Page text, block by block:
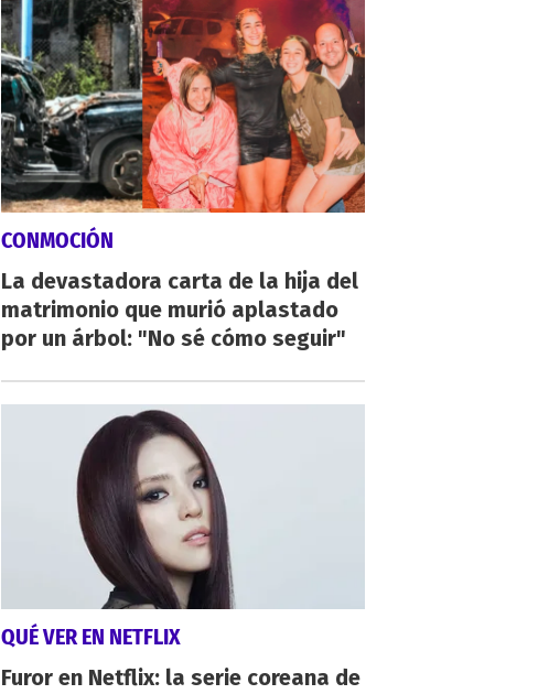
CONMOCIÓN
La devastadora carta de la hija del
matrimonio que murió aplastado
por un árbol: "No sé cómo seguir"
QUÉ VER EN NETFLIX
Furor en Netflix: la serie coreana de